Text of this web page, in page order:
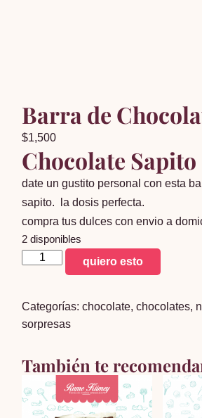
Barra de
$1,500
Chocolate
date un gustito personal con esta
sapito. la dosis perfecta.
compra tus dulces con envio a
2 disponibles
Barra
Sapito
cantidad
quiero esto
Categorías:chocolate,chocolates,
sorpresas
También te